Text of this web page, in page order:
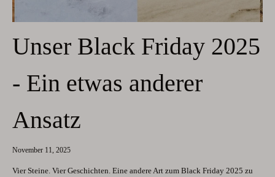
Unser Black Friday 2025
- Ein etwas anderer
Ansatz
November 11, 2025
Vier Steine. Vier Geschichten. Eine andere Art zum Black Friday 2025 zu